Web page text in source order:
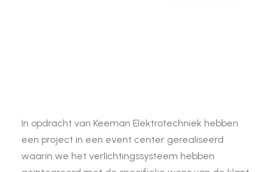
In opdracht van Keeman Elektrotechniek hebben
een project in een event center gerealiseerd
waarin we het verlichtingssysteem hebben